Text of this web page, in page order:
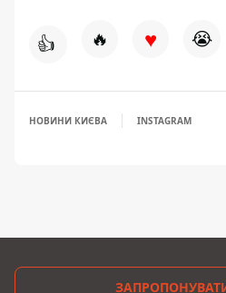
👍 🔥 ♥ 😭
НОВИНИ КИЄВА INSTAGRAM